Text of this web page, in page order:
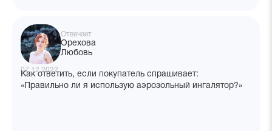
Отвечает
Орехова
Любовь
07.12.2022
Как ответить, если покупатель спрашивает:
«Правильно ли я использую аэрозольный ингалятор?»